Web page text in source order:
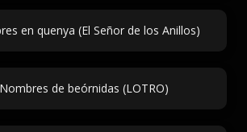
en quenya (El Señor de los Anillos)
Nombres de beórnidas (LOTRO)